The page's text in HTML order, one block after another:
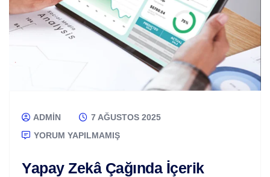
ADMIN
7 AĞUSTOS 2025
YORUM YAPILMAMIŞ
Yapay Zekâ Çağında İçerik